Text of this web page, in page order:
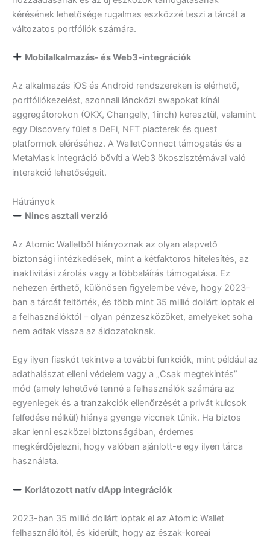
kérésének lehetősége rugalmas eszközzé teszi a tárcát a
változatos portfóliók számára.
Mobilalkalmazás- és Web3-integrációk
Az alkalmazás iOS és Android rendszereken is elérhető,
portfóliókezelést, azonnali láncközi swapokat kínál
aggregátorokon (OKX, Changelly, 1inch) keresztül, valamint
egy Discovery fület a DeFi, NFT piacterek és quest
platformok eléréséhez. A WalletConnect támogatás és a
MetaMask integráció bővíti a Web3 ökoszisztémával való
interakció lehetőségeit.
Hátrányok
Nincs asztali verzió
Az Atomic Walletből hiányoznak az olyan alapvető
biztonsági intézkedések, mint a kétfaktoros hitelesítés, az
inaktivitási zárolás vagy a többaláírás támogatása. Ez
nehezen érthető, különösen figyelembe véve, hogy 2023-
ban a tárcát feltörték, és több mint 35 millió dollárt loptak el
a felhasználóktól – olyan pénzeszközöket, amelyeket soha
nem adtak vissza az áldozatoknak.
Egy ilyen fiaskót tekintve a további funkciók, mint például az
adathalászat elleni védelem vagy a „Csak megtekintés”
mód (amely lehetővé tenné a felhasználók számára az
egyenlegek és a tranzakciók ellenőrzését a privát kulcsok
felfedése nélkül) hiánya gyenge viccnek tűnik. Ha biztos
akar lenni eszközei biztonságában, érdemes
megkérdőjelezni, hogy valóban ajánlott-e egy ilyen tárca
használata.
Korlátozott natív dApp integrációk
2023-ban 35 millió dollárt loptak el az Atomic Wallet
felhasználóitól, és kiderült, hogy az észak-koreai